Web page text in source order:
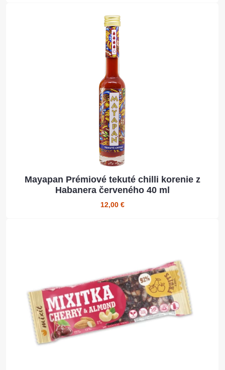
Mayapan Prémiové tekuté chilli korenie z
Habanera červeného 40 ml
12,00 €